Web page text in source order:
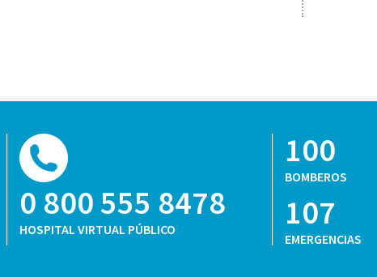
0 800 555 8478
HOSPITAL VIRTUAL PÚBLICO
100
BOMBEROS
107
EMERGENCIAS